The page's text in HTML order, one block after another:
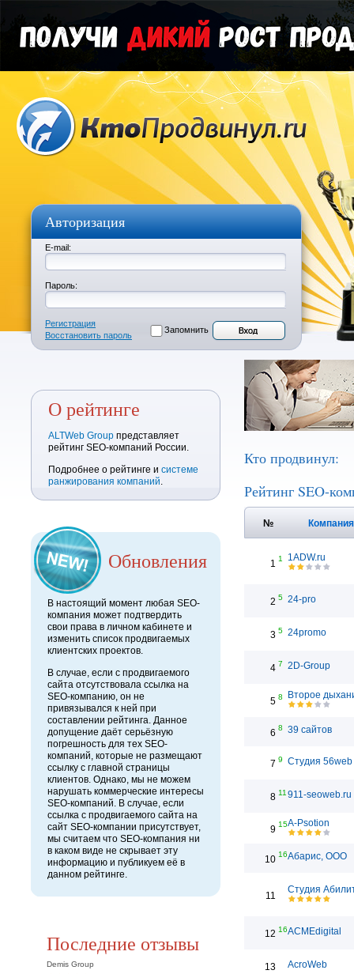
Авторизация
E-mail:
Пароль:
Регистрация
Восстановить пароль
Запомнить
О рейтинге
ALTWeb Group представляет
рейтинг SEO-компаний России.
Подробнее о рейтинге и системе
ранжирования компаний.
Обновления
В настоящий момент любая SEO-
компания может подтвердить
свои права в личном кабинете и
изменить список продвигаемых
клиентских проектов.
В случае, если с продвигаемого
сайта отсутствовала ссылка на
SEO-компанию, он не
привязывался к ней при
составлении рейтинга. Данное
допущение даёт серьёзную
погрешность для тех SEO-
компаний, которые не размещают
ссылку с главной страницы
клиентов. Однако, мы не можем
нарушать коммерческие интересы
SEO-компаний. В случае, если
ссылка с продвигаемого сайта на
сайт SEO-компании присутствует,
мы считаем что SEO-компания ни
в каком виде не скрывает эту
информацию и публикуем её в
данном рейтинге.
Последние отзывы
Demis Group
Кто продвинул:
Рейтинг SEO-
№ Компания
1 1 1ADW.ru
2 5 24-pro
3 5 24promo
4 7 2D-Group
5 8 Второе
6 8 39 сайтов
7 9 Студия 56web
8 11 911-seoweb.ru
9 15A-Psotion
10 16Абарис, ООО
11
Студия
12 16ACMEdigital
13 AcroWeb